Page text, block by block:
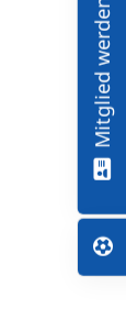
Mitglied werden!